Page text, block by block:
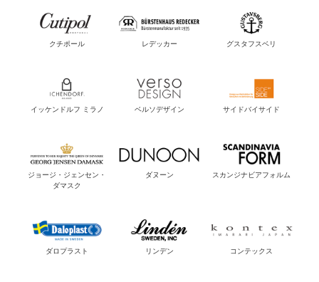
クチポール レデッカー グスタフスベリ
イッケンドルフ ミラノ ベルソデザイン サイドバイサイド
ジョージ・ジェンセン・
ダマスク
ダヌーン スカンジナビアフォルム
ダロプラスト リンデン コンテックス